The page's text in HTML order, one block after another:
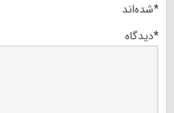
شده‌اند*
دیدگاه*